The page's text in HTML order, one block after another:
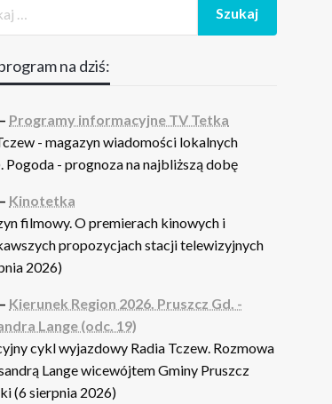
na dziś:
Programy informacyjne TV Tetka
- magazyn wiadomości lokalnych
Pogoda - prognoza na najbliższą dobę
Kinotetka
filmowy. O premierach kinowych i
propozycjach stacji telewizyjnych
2026)
Kierunek Region 2026. Pruszcz Gd. -
Lange (odc. 19)
cykl wyjazdowy Radia Tczew. Rozmowa
Lange wicewójtem Gminy Pruszcz
(6 sierpnia 2026)